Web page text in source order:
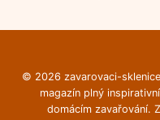
© 2026 zavarovaci-
magazín plný
domácím zavařování.